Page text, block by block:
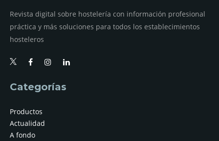
Revista digital sobre hostelería con información profesional
práctica y más soluciones para todos los establecimientos
hosteleros
Categorías
Productos
Actualidad
A fondo